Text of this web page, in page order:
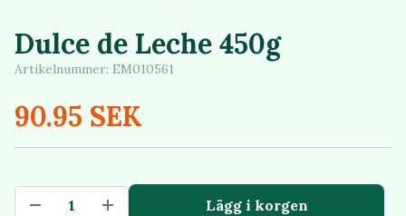
Dulce de Leche 450g
Artikelnummer: EM010561
90.95 SEK
Lägg i korgen